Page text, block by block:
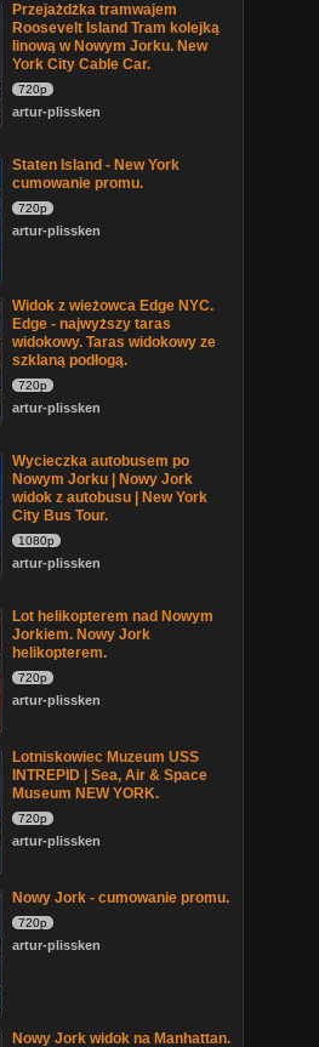
Przejażdżka tramwajem
Roosevelt Island Tram kolejką
linową w Nowym Jorku. New
York City Cable Car.
720p
artur-plissken
Staten Island - New York
cumowanie promu.
720p
artur-plissken
Widok z wieżowca Edge NYC.
Edge - najwyższy taras
widokowy. Taras widokowy ze
szklaną podłogą.
720p
artur-plissken
Wycieczka autobusem po
Nowym Jorku | Nowy Jork
widok z autobusu | New York
City Bus Tour.
1080p
artur-plissken
Lot helikopterem nad Nowym
Jorkiem. Nowy Jork
helikopterem.
720p
artur-plissken
Lotniskowiec Muzeum USS
INTREPID | Sea, Air & Space
Museum NEW YORK.
720p
artur-plissken
Nowy Jork - cumowanie promu.
720p
artur-plissken
Nowy Jork widok na Manhattan.